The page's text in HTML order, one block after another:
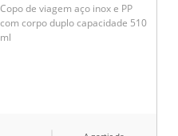
Copo de viagem aço inox e PP
com corpo duplo capacidade 510
ml